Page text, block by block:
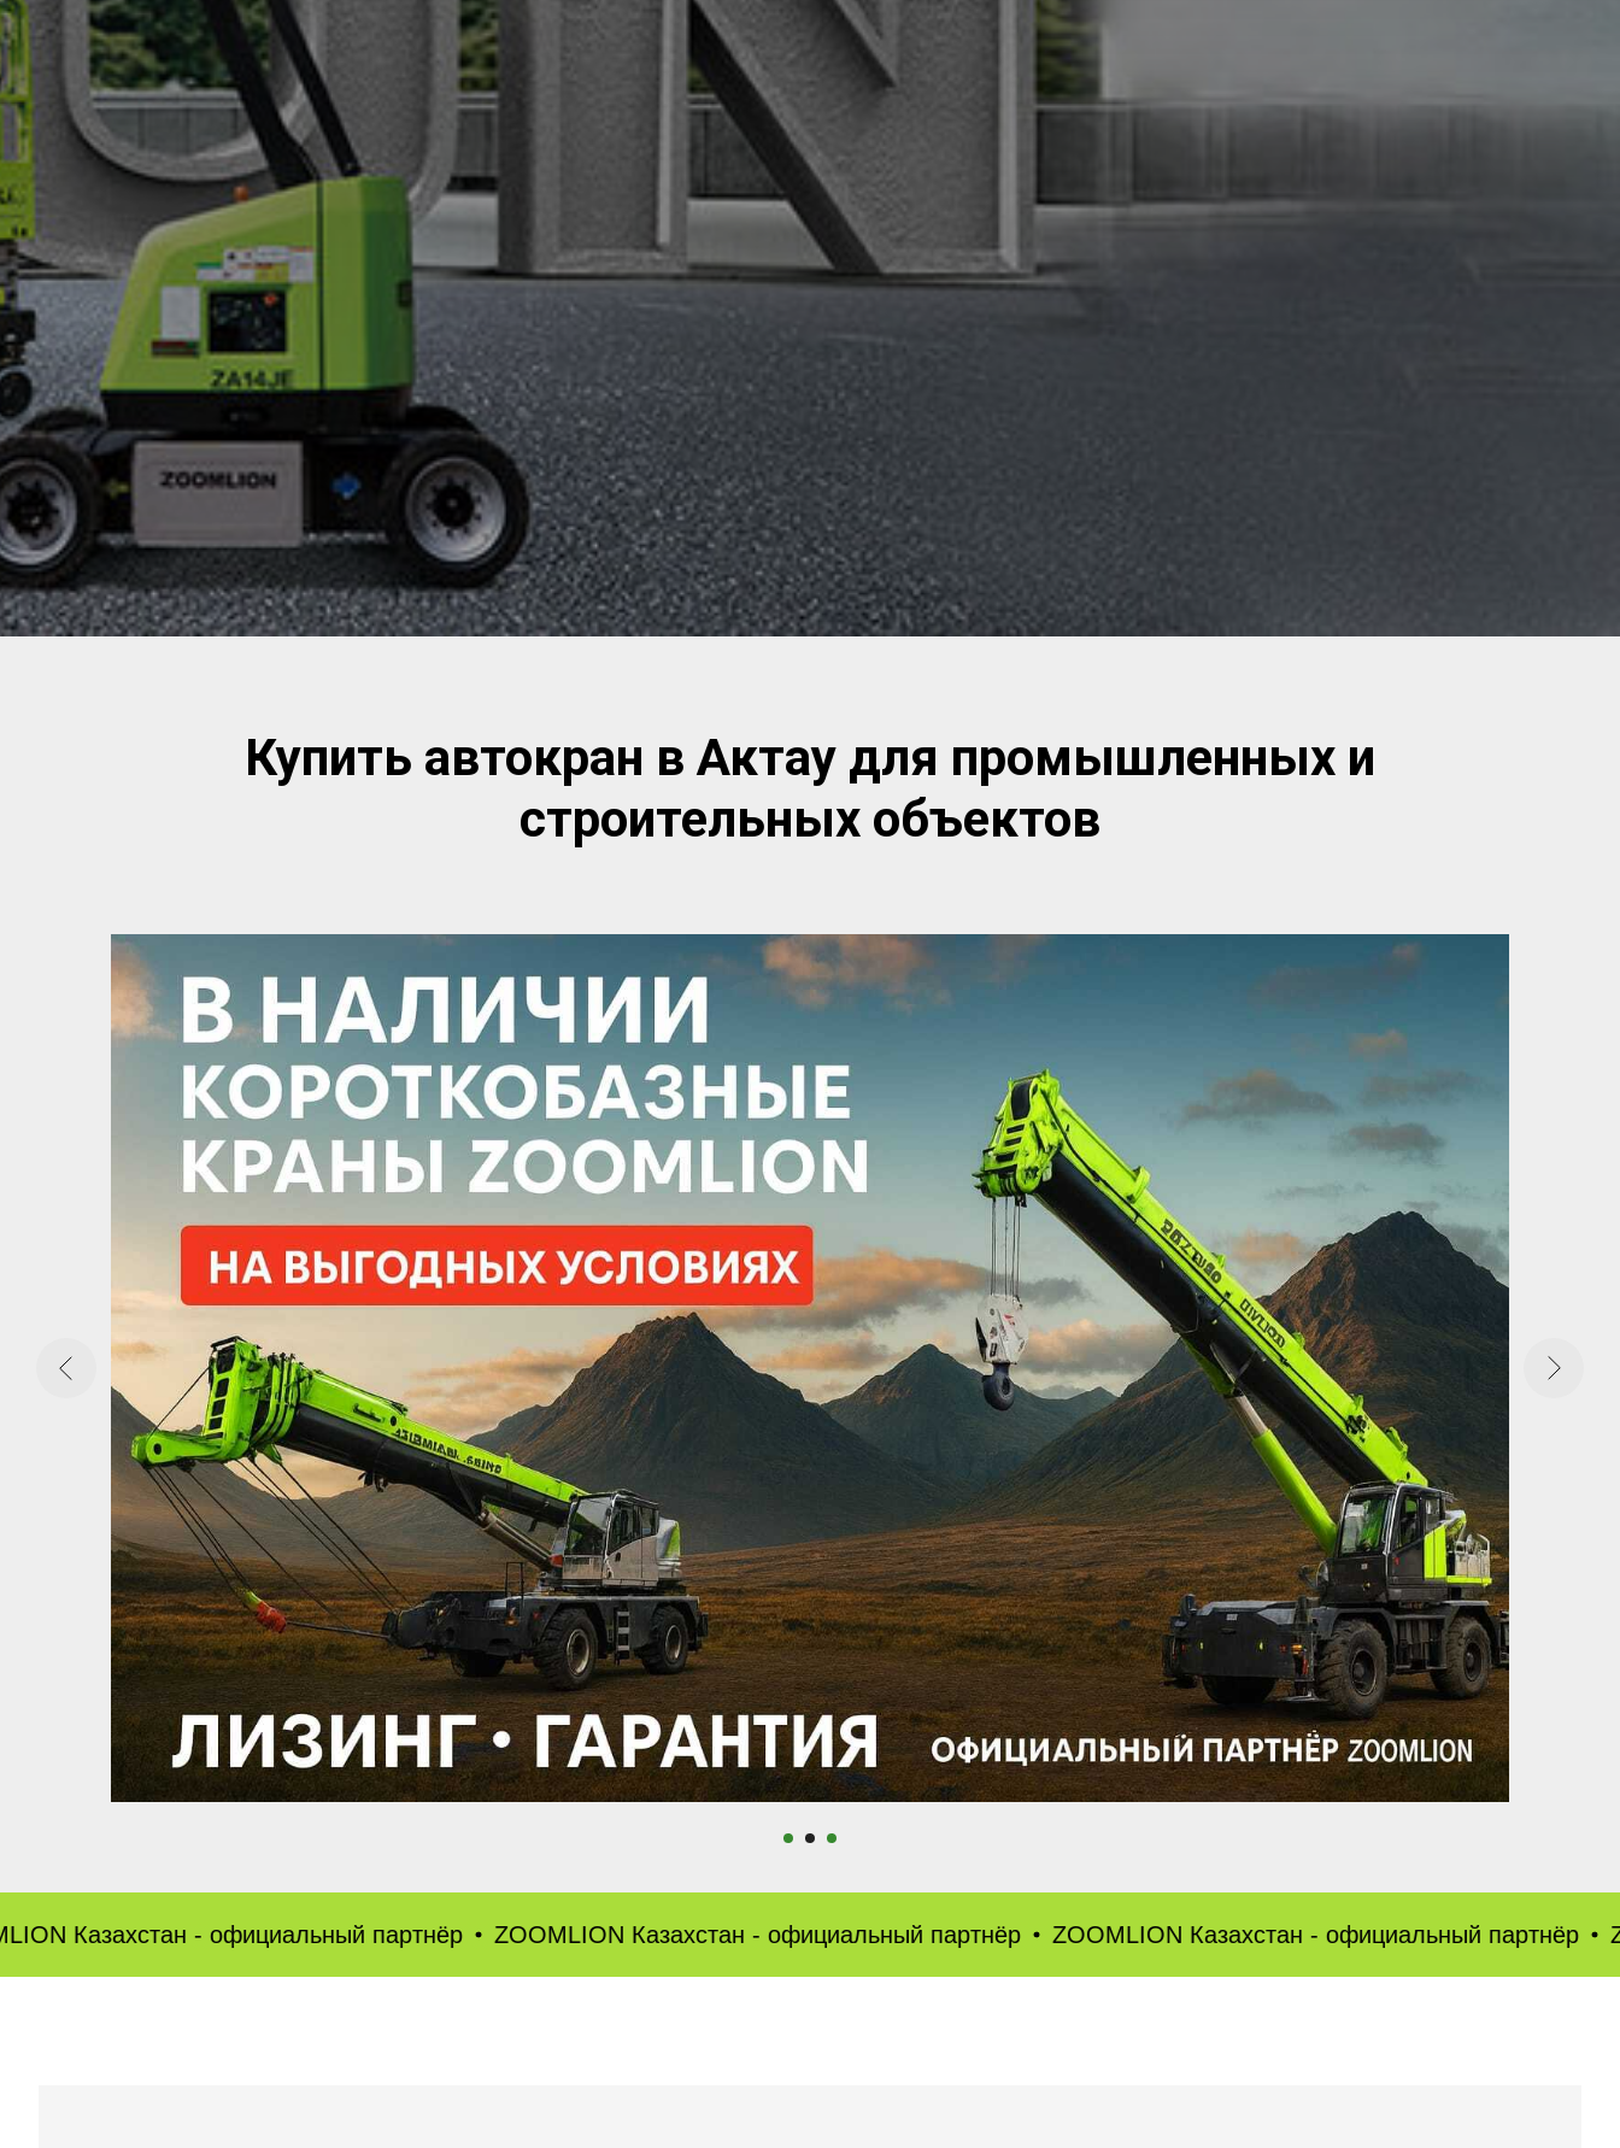
Купить автокран в Актау для промышленных и
строительных объектов
- официальный партнёр ZOOMLION Казахстан - официальный партнёр ZOOMLION Казахстан - официальный партнёр